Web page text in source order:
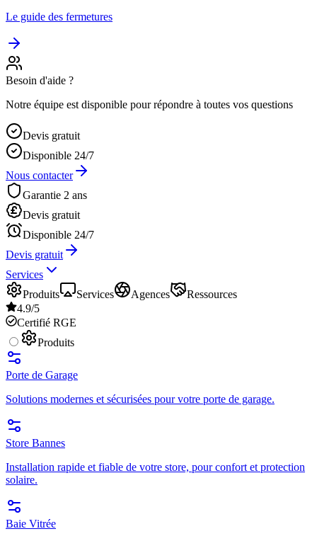
Le guide des fermetures
Besoin d'aide ?
Notre équipe est disponible pour répondre à toutes vos questions
Devis gratuit
Disponible 24/7
Nous contacter
Garantie 2 ans
Devis gratuit
Disponible 24/7
Devis gratuit
Services
Produits
Services Agences
Ressources
4.9/5
Certifié RGE
Produits
Porte de Garage
Solutions modernes et sécurisées pour votre porte de garage.
Store Bannes
Installation rapide et fiable de votre store, pour confort et protection
solaire.
Baie Vitrée